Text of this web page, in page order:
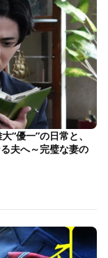
“優一”の日常と、
夫へ～完璧な妻の